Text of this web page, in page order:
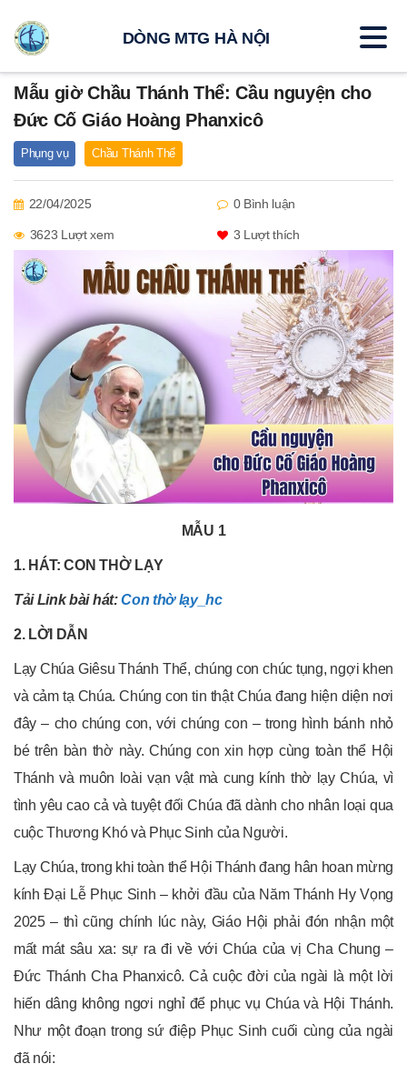
Mẫu giờ Chầu Thánh Thể: Cầu nguyện cho
Đức Cố Giáo Hoàng Phanxicô
Phụng vụ Chầu Thánh Thể
22/04/2025 0 Bình luận
3623 Lượt xem 3 Lượt thích
MẪU 1
1. HÁT: CON THỜ LẠY
Tải Link bài hát:Con thờ lạy_hc
2. LỜI DẪN
Lạy Chúa Giêsu Thánh Thể, chúng con chúc tụng, ngợi khen
và cảm tạ Chúa. Chúng con tin thật Chúa đang hiện diện nơi
đây – cho chúng con, với chúng con – trong hình bánh nhỏ
bé trên bàn thờ này. Chúng con xin hợp cùng toàn thể Hội
Thánh và muôn loài vạn vật mà cung kính thờ lạy Chúa, vì
tình yêu cao cả và tuyệt đối Chúa đã dành cho nhân loại qua
cuộc Thương Khó và Phục Sinh của Người.
Lạy Chúa, trong khi toàn thể Hội Thánh đang hân hoan mừng
kính Đại Lễ Phục Sinh – khởi đầu của Năm Thánh Hy Vọng
2025 – thì cũng chính lúc này, Giáo Hội phải đón nhận một
mất mát sâu xa: sự ra đi về với Chúa của vị Cha Chung –
Đức Thánh Cha Phanxicô. Cả cuộc đời của ngài là một lời
hiến dâng không ngơi nghỉ để phục vụ Chúa và Hội Thánh.
Như một đoạn trong sứ điệp Phục Sinh cuối cùng của ngài
đã nói:
DÒNG MTG HÀ NỘI